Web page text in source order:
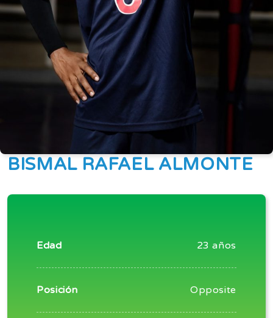
BISMAL RAFAEL ALMONTE
Edad 23 años
Posición Opposite